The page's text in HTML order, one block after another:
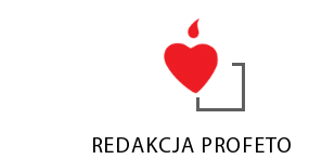
REDAKCJA PROFETO